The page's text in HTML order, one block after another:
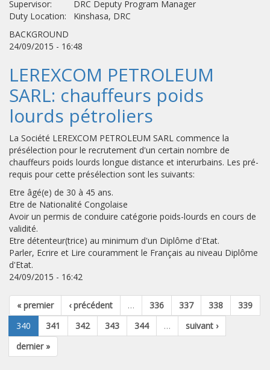
Supervisor: DRC Deputy Program Manager
Duty Location: Kinshasa, DRC
BACKGROUND
24/09/2015 - 16:48
LEREXCOM PETROLEUM
SARL: chauffeurs poids
lourds pétroliers
La Société LEREXCOM PETROLEUM SARL commence la
présélection pour le recrutement d'un certain nombre de
chauffeurs poids lourds longue distance et interurbains. Les pré-
requis pour cette présélection sont les suivants:
Etre âgé(e) de 30 à 45 ans.
Etre de Nationalité Congolaise
Avoir un permis de conduire catégorie poids-lourds en cours de
validité.
Etre détenteur(trice) au minimum d'un Diplôme d'Etat.
Parler, Ecrire et Lire couramment le Français au niveau Diplôme
d'Etat.
24/09/2015 - 16:42
« premier ‹ précédent … 336 337 338
339
340
341 342 343 344 …
suivant ›
dernier »